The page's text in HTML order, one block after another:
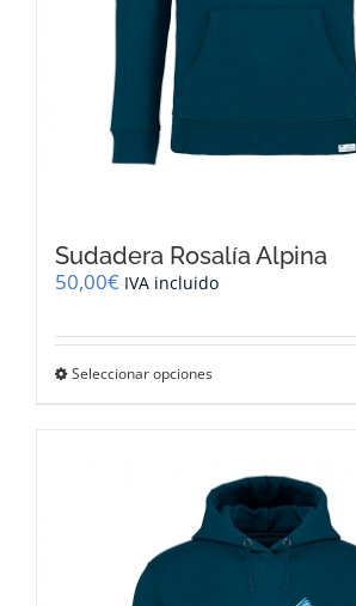
Sudadera Rosalía Alpina
50,00€ IVA incluido
Seleccionar opciones
variantes.
Las
opciones
se
elegir